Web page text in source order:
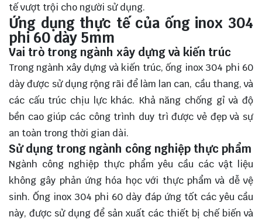
tế vượt trội cho người sử dụng.
Ứng dụng thực tế của ống inox 304
phi 60 dày 5mm
Vai trò trong ngành xây dựng và kiến trúc
Trong ngành xây dựng và kiến trúc, ống inox 304 phi 60
dày được sử dụng rộng rãi để làm lan can, cầu thang, và
các cấu trúc chịu lực khác. Khả năng chống gỉ và độ
bền cao giúp các công trình duy trì được vẻ đẹp và sự
an toàn trong thời gian dài.
Sử dụng trong ngành công nghiệp thực phẩm
Ngành công nghiệp thực phẩm yêu cầu các vật liệu
không gây phản ứng hóa học với thực phẩm và dễ vệ
sinh. Ống inox 304 phi 60 dày đáp ứng tốt các yêu cầu
này, được sử dụng để sản xuất các thiết bị chế biến và